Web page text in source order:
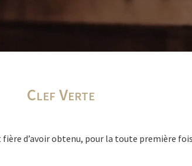
Clef Verte
d’avoir obtenu, pour la toute première